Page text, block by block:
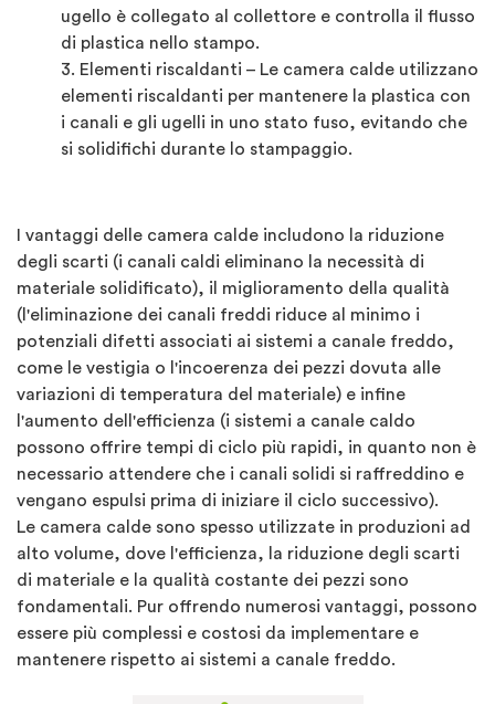
ugello è collegato al collettore e controlla il flusso
di plastica nello stampo.
3. Elementi riscaldanti – Le camera calde utilizzano
elementi riscaldanti per mantenere la plastica con
i canali e gli ugelli in uno stato fuso, evitando che
si solidifichi durante lo stampaggio.
I vantaggi delle camera calde includono la riduzione
degli scarti (i canali caldi eliminano la necessità di
materiale solidificato), il miglioramento della qualità
(l'eliminazione dei canali freddi riduce al minimo i
potenziali difetti associati ai sistemi a canale freddo,
come le vestigia o l'incoerenza dei pezzi dovuta alle
variazioni di temperatura del materiale) e infine
l'aumento dell'efficienza (i sistemi a canale caldo
possono offrire tempi di ciclo più rapidi, in quanto non è
necessario attendere che i canali solidi si raffreddino e
vengano espulsi prima di iniziare il ciclo successivo).
Le camera calde sono spesso utilizzate in produzioni ad
alto volume, dove l'efficienza, la riduzione degli scarti
di materiale e la qualità costante dei pezzi sono
fondamentali. Pur offrendo numerosi vantaggi, possono
essere più complessi e costosi da implementare e
mantenere rispetto ai sistemi a canale freddo.